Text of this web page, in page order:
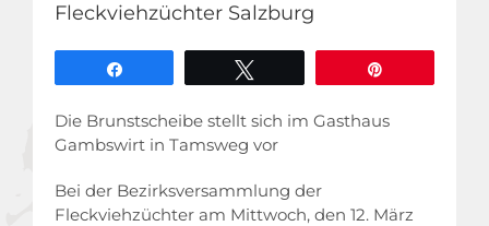
Fleckviehzüchter Salzburg
Die Brunstscheibe stellt sich im Gasthaus
Gambswirt in Tamsweg vor
Bei der Bezirksversammlung der
Fleckviehzüchter am Mittwoch, den 12. März